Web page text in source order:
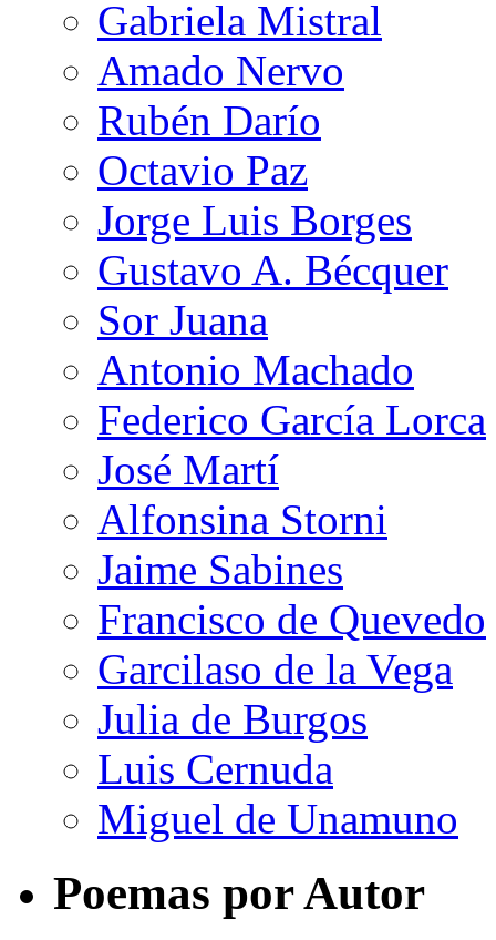
Gabriela Mistral
Amado Nervo
Rubén Darío
Octavio Paz
Jorge Luis Borges
Gustavo A. Bécquer
Sor Juana
Antonio Machado
Federico García Lorca
José Martí
Alfonsina Storni
Jaime Sabines
Francisco de Quevedo
Garcilaso de la Vega
Julia de Burgos
Luis Cernuda
Miguel de Unamuno
Poemas por Autor